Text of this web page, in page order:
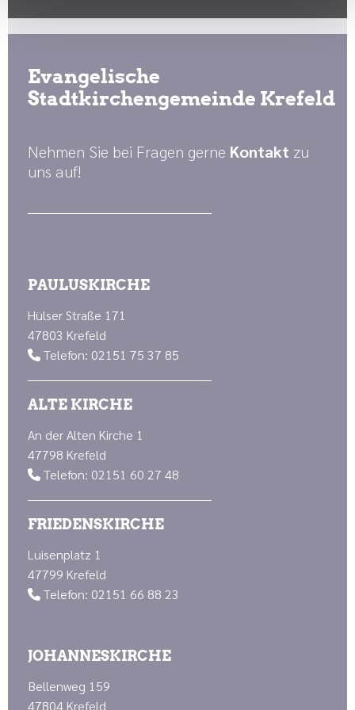
Evangelische
Stadtkirchengemeinde Krefeld
Nehmen Sie bei Fragen gerne Kontakt zu
uns auf!
PAULUSKIRCHE
Hülser Straße 171
47803 Krefeld
 Telefon: 02151 75 37 85
ALTE KIRCHE
An der Alten Kirche 1
47798 Krefeld
 Telefon: 02151 60 27 48
FRIEDENSKIRCHE
Luisenplatz 1
47799 Krefeld
 Telefon: 02151 66 88 23
JOHANNESKIRCHE
Bellenweg 159
47804 Krefeld